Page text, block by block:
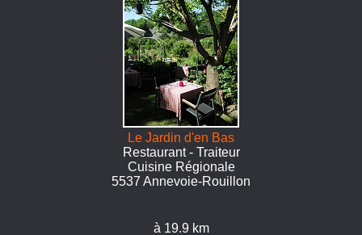
Le Jardin d'en Bas
Restaurant - Traiteur
Cuisine Régionale
5537 Annevoie-Rouillon
à 19.9 km